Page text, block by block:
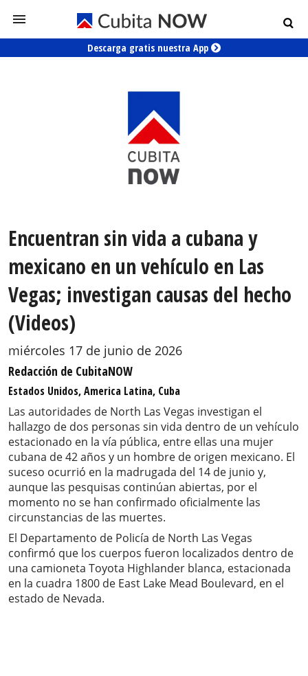
Descarga gratis nuestra App
Encuentran sin vida a cubana y
mexicano en un vehículo en Las
Vegas; investigan causas del hecho
(Videos)
miércoles 17 de junio de 2026
Redacción de CubitaNOW
Estados Unidos, America Latina, Cuba
Las autoridades de North Las Vegas investigan el
hallazgo de dos personas sin vida dentro de un vehículo
estacionado en la vía pública, entre ellas una mujer
cubana de 42 años y un hombre de origen mexicano. El
suceso ocurrió en la madrugada del 14 de junio y,
aunque las pesquisas continúan abiertas, por el
momento no se han confirmado oficialmente las
circunstancias de las muertes.
El Departamento de Policía de North Las Vegas
confirmó que los cuerpos fueron localizados dentro de
una camioneta Toyota Highlander blanca, estacionada
en la cuadra 1800 de East Lake Mead Boulevard, en el
estado de Nevada.